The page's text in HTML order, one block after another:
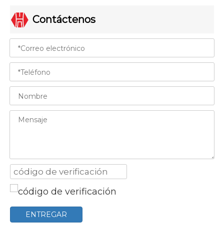
Contáctenos
ENTREGAR